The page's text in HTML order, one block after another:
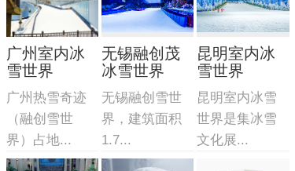
广州室内冰
雪世界
广州热雪奇迹
（融创雪世
界）占地...
无锡融创茂
冰雪世界
无锡融创雪世
界，建筑面积
1.7...
昆明室内冰
雪世界
昆明室内冰雪
世界是集冰雪
文化展...